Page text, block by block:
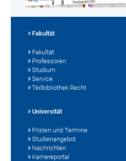
Fakultät
Fakultät
Professoren
Studium
Service
Teilbibliothek Recht
Universität
Fristen und Termine
Studienangebot
Nachrichten
Karriereportal